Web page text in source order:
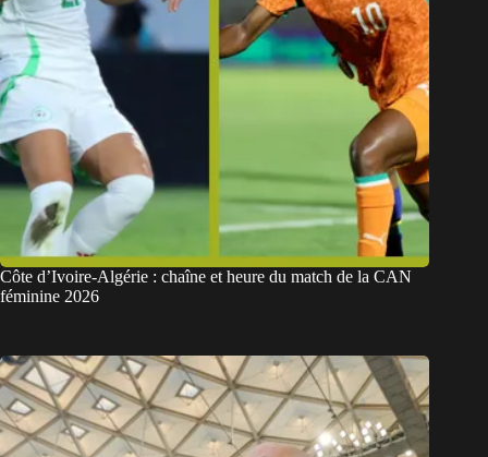
Côte d’Ivoire-Algérie : chaîne et heure du match de la CAN
féminine 2026